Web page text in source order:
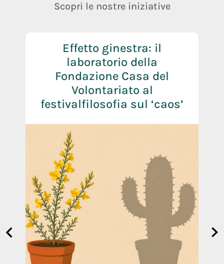
Scopri le nostre iniziative
Effetto ginestra: il
laboratorio della
Fondazione Casa del
Volontariato al
festivalfilosofia sul ‘caos’